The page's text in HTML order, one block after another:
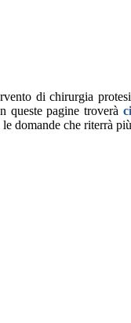
di chirurgia
queste pagine troverà
domande che riterrà